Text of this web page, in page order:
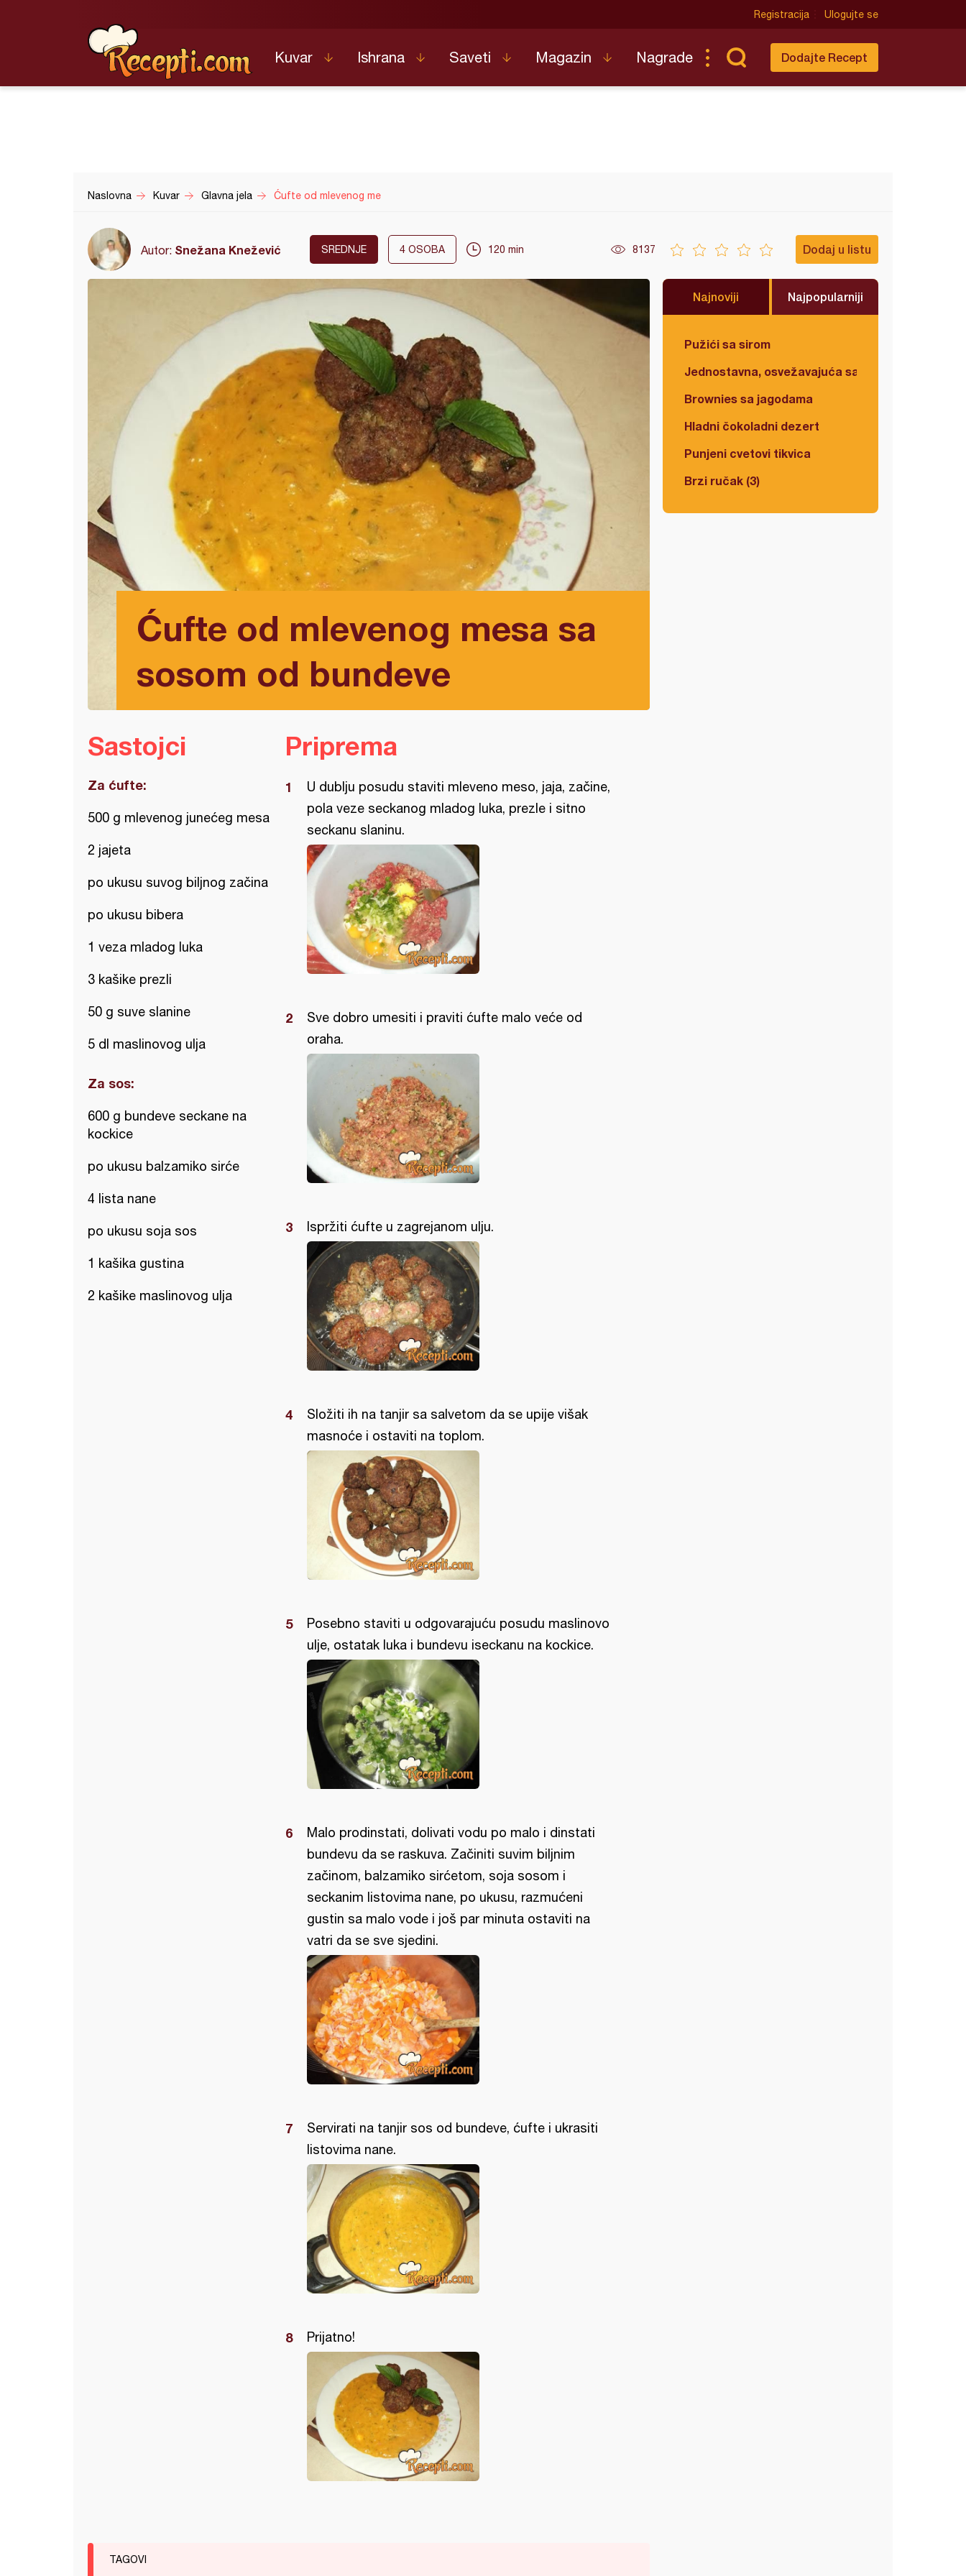
Registracija Ulogujte se
Kuvar Ishrana Saveti Magazin Nagrade Dodajte Recept
Naslovna Kuvar Glavna jela Ćufte od mlevenog me
Autor: Snežana Knežević SREDNJE 4 OSOBA 120 min 8137 Dodaj u listu
Ćufte od mlevenog mesa sa
sosom od bundeve
Najnoviji Najpopularniji
Pužići sa sirom
Jednostavna, osvežavajuća salata
Brownies sa jagodama
Hladni čokoladni dezert
Punjeni cvetovi tikvica
Brzi ručak (3)
Sastojci
Za ćufte:
500 g mlevenog junećeg mesa
2 jajeta
po ukusu suvog biljnog začina
po ukusu bibera
1 veza mladog luka
3 kašike prezli
50 g suve slanine
5 dl maslinovog ulja
Za sos:
600 g bundeve seckane na
kockice
po ukusu balzamiko sirće
4 lista nane
po ukusu soja sos
1 kašika gustina
2 kašike maslinovog ulja
Priprema
U dublju posudu staviti mleveno meso, jaja, začine,
pola veze seckanog mladog luka, prezle i sitno
seckanu slaninu.
Sve dobro umesiti i praviti ćufte malo veće od
oraha.
Ispržiti ćufte u zagrejanom ulju.
Složiti ih na tanjir sa salvetom da se upije višak
masnoće i ostaviti na toplom.
Posebno staviti u odgovarajuću posudu maslinovo
ulje, ostatak luka i bundevu iseckanu na kockice.
Malo prodinstati, dolivati vodu po malo i dinstati
bundevu da se raskuva. Začiniti suvim biljnim
začinom, balzamiko sirćetom, soja sosom i
seckanim listovima nane, po ukusu, razmućeni
gustin sa malo vode i još par minuta ostaviti na
vatri da se sve sjedini.
Servirati na tanjir sos od bundeve, ćufte i ukrasiti
listovima nane.
Prijatno!
TAGOVI